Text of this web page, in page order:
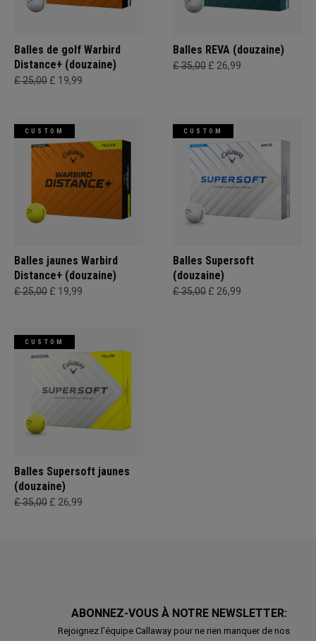
Balles de golf Warbird
Distance+ (douzaine)
£ 25,00 £ 19,99
Balles REVA (douzaine)
£ 35,00 £ 26,99
CUSTOM
Balles jaunes Warbird
Distance+ (douzaine)
£ 25,00 £ 19,99
CUSTOM
Balles Supersoft
(douzaine)
£ 35,00 £ 26,99
CUSTOM
Balles Supersoft jaunes
(douzaine)
£ 35,00 £ 26,99
ABONNEZ-VOUS À NOTRE NEWSLETTER:
Rejoignez l'équipe Callaway pour ne rien manquer de nos